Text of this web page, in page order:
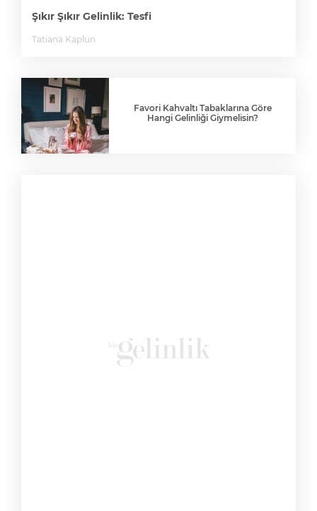
Şıkır Şıkır Gelinlik: Tesfi
Tatiana Kaplun
Favori Kahvaltı Tabaklarına Göre
Hangi Gelinliği Giymelisin?